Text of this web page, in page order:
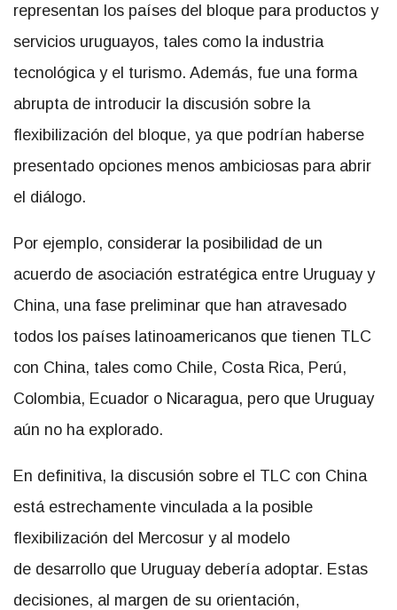
representan los países del bloque para productos y
servicios uruguayos, tales como la industria
tecnológica y el turismo. Además, fue una forma
abrupta de introducir la discusión sobre la
flexibilización del bloque, ya que podrían haberse
presentado opciones menos ambiciosas para abrir
el diálogo.
Por ejemplo, considerar la posibilidad de un
acuerdo de asociación estratégica entre Uruguay y
China, una fase preliminar que han atravesado
todos los países latinoamericanos que tienen TLC
con China, tales como Chile, Costa Rica, Perú,
Colombia, Ecuador o Nicaragua, pero que Uruguay
aún no ha explorado.
En definitiva, la discusión sobre el TLC con China
está estrechamente vinculada a la posible
flexibilización del Mercosur y al modelo
de desarrollo que Uruguay debería adoptar. Estas
decisiones, al margen de su orientación,